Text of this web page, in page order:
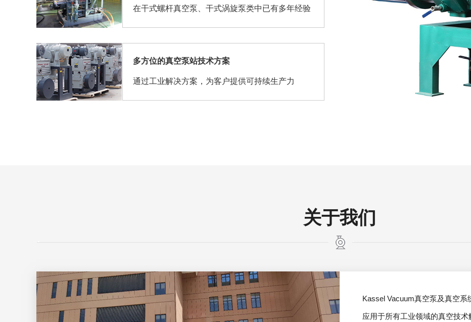
在干式螺杆真空泵、干式涡旋泵类中已有多年经验
多方位的真空泵站技术方案
通过工业解决方案，为客户提供可持续生产力
关于我们
Kassel Vacuum真空泵及真空
应用于所有工业领域的真空技术